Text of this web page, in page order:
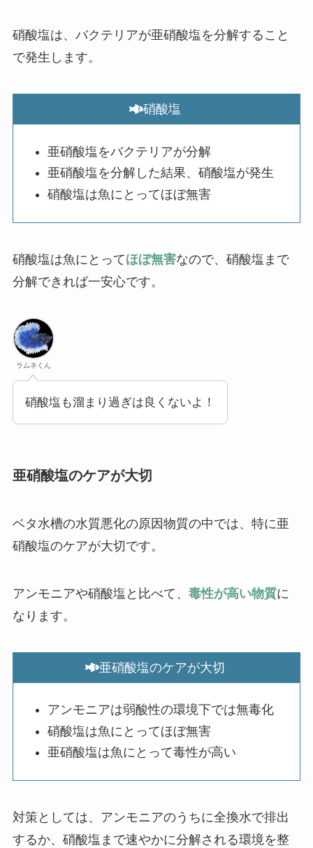
硝酸塩は、バクテリアが亜硝酸塩を分解すること
で発生します。
硝酸塩
亜硝酸塩をバクテリアが分解
亜硝酸塩を分解した結果、硝酸塩が発生
硝酸塩は魚にとってほぼ無害
硝酸塩は魚にとってほぼ無害なので、硝酸塩まで
分解できれば一安心です。
ラムネくん
硝酸塩も溜まり過ぎは良くないよ！
亜硝酸塩のケアが大切
ベタ水槽の水質悪化の原因物質の中では、特に亜
硝酸塩のケアが大切です。
アンモニアや硝酸塩と比べて、 毒性が高い物質に
なります。
亜硝酸塩のケアが大切
アンモニアは弱酸性の環境下では無毒化
硝酸塩は魚にとってほぼ無害
亜硝酸塩は魚にとって毒性が高い
対策としては、アンモニアのうちに全換水で排出
するか、硝酸塩まで速やかに分解される環境を整